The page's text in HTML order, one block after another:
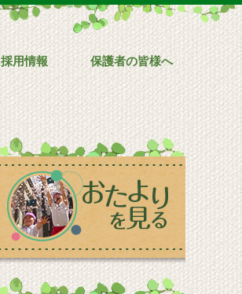
採用情報 保護者の皆様へ